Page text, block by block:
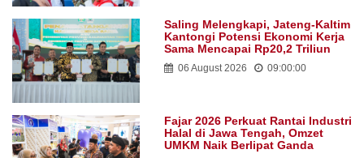
Saling Melengkapi, Jateng-Kaltim
Kantongi Potensi Ekonomi Kerja
Sama Mencapai Rp20,2 Triliun
06 August 2026 09:00:00
Fajar 2026 Perkuat Rantai Industri
Halal di Jawa Tengah, Omzet
UMKM Naik Berlipat Ganda